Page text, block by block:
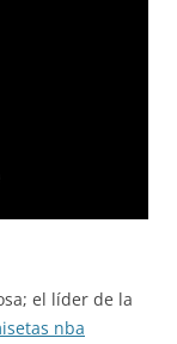
el líder de la
nba